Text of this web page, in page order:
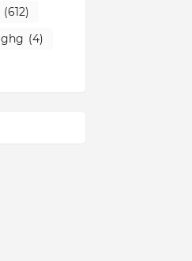
(612)
ghg (4)